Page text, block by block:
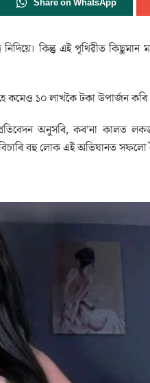
কিন্তু এই পৃথিৱীত কিছুমান
কমেও ১০ লাখকৈ টকা উপাৰ্জন
অনুসৰি, কৰ’না কালত
বহু লোক এই অভিযানত সফলো